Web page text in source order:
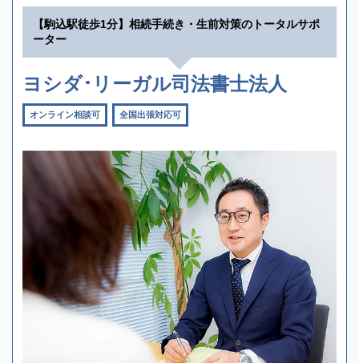
【駒込駅徒歩1分】相続手続き・生前対策のトータルサポ
ーター
ヨシダ･リーガル司法書士法人
オンライン相談可 全国出張対応可